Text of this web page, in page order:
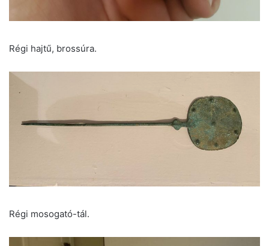
Régi hajtű, brossúra.
Régi mosogató-tál.